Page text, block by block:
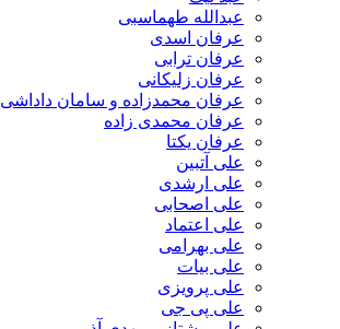
عبدالله طهماسبی‎
عرفان اسدی
عرفان ترابی
عرفان زلیکانی
عرفان محمدزاده و سامان داداشی
عرفان محمدی زاده
عرفان یکتا
علی آتبین
علی ارشدی
علی اصحابی
علی اعتماد
علی بهرامی
علی بیات
علی پرویزی
علی پی جی